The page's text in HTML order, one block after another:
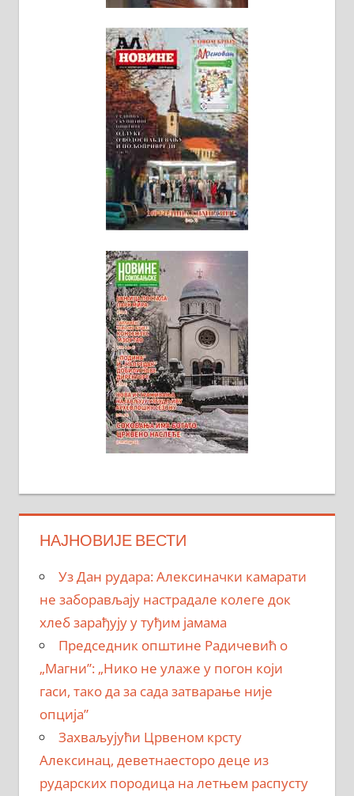
НАЈНОВИЈЕ ВЕСТИ
Уз Дан рудара: Алексиначки камарати
не заборављају настрадале колеге док
хлеб зарађују у туђим јамама
Председник општине Радичевић о
„Магни”: „Нико не улаже у погон који
гаси, тако да за сада затварање није
опција”
Захваљујући Црвеном крсту
Алексинац, деветнаесторо деце из
рударских породица на летњем распусту